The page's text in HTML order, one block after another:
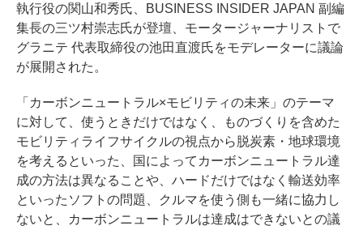
執行役の関山和秀氏、BUSINESS INSIDER JAPAN 副編
集長の三ツ村崇志氏が登壇、モータージャーナリストで
グラニテ 代表取締役の池田直渡氏をモデレーターに議論
が展開された。
「カーボンニュートラル×モビリティの未来」のテーマ
に対して、使うときだけではなく、ものづくりを含めた
モビリティライフサイクルの視点から脱炭素・地球環境
を考えるといった、国によってカーボンニュートラル達
成の方法は異なることや、ハードだけではなく輸送効率
といったソフトの問題、クルマを使う側も一緒に協力し
ないと、カーボンニュートラルは達成はできないとの議